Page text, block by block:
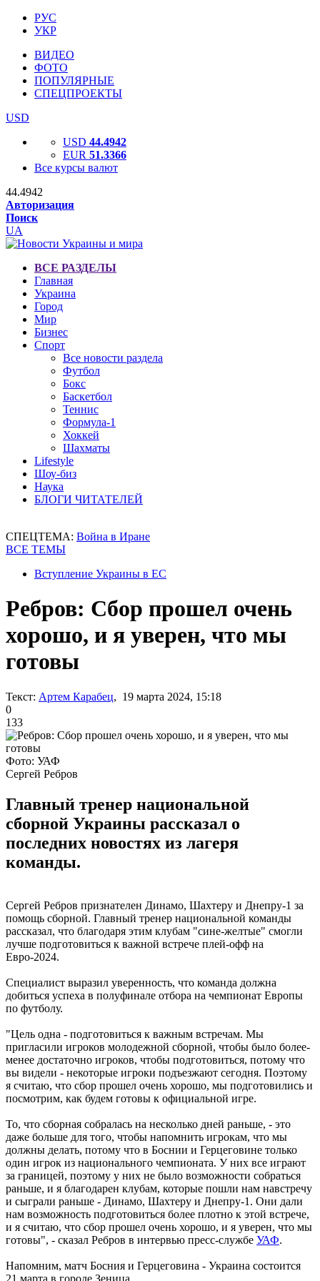
РУС
УКР
ВИДЕО
ФОТО
ПОПУЛЯРНЫЕ
СПЕЦПРОЕКТЫ
USD
USD 44.4942
EUR 51.3366
Все курсы валют
44.4942
Авторизация
Поиск
UA
ВСЕ РАЗДЕЛЫ
Главная
Украина
Город
Мир
Бизнес
Спорт
Все новости раздела
Футбол
Бокс
Баскетбол
Теннис
Формула-1
Хоккей
Шахматы
Lifestyle
Шоу-биз
Наука
БЛОГИ ЧИТАТЕЛЕЙ
СПЕЦТЕМА: Война в Иране
ВСЕ ТЕМЫ
Вступление Украины в ЕС
Ребров: Сбор прошел очень
хорошо, и я уверен, что мы
готовы
Текст: Артем Карабец, 19 марта 2024, 15:18
0
133
Фото: УАФ
Сергей Ребров
Главный тренер национальной
сборной Украины рассказал о
последних новостях из лагеря
команды.
Сергей Ребров признателен Динамо, Шахтеру и Днепру-1 за
помощь сборной. Главный тренер национальной команды
рассказал, что благодаря этим клубам "сине-желтые" смогли
лучше подготовиться к важной встрече плей-офф на
Евро-2024.
Специалист выразил уверенность, что команда должна
добиться успеха в полуфинале отбора на чемпионат Европы
по футболу.
"Цель одна - подготовиться к важным встречам. Мы
пригласили игроков молодежной сборной, чтобы было более-
менее достаточно игроков, чтобы подготовиться, потому что
вы видели - некоторые игроки подъезжают сегодня. Поэтому
я считаю, что сбор прошел очень хорошо, мы подготовились и
посмотрим, как будем готовы к официальной игре.
То, что сборная собралась на несколько дней раньше, - это
даже больше для того, чтобы напомнить игрокам, что мы
должны делать, потому что в Боснии и Герцеговине только
один игрок из национального чемпионата. У них все играют
за границей, поэтому у них не было возможности собраться
раньше, и я благодарен клубам, которые пошли нам навстречу
и сыграли раньше - Динамо, Шахтеру и Днепру-1. Они дали
нам возможность подготовиться более плотно к этой встрече,
и я считаю, что сбор прошел очень хорошо, и я уверен, что мы
готовы", - сказал Ребров в интервью пресс-службе УАФ.
Напомним, матч Босния и Герцеговина - Украина состоится
21 марта в городе Зеница.